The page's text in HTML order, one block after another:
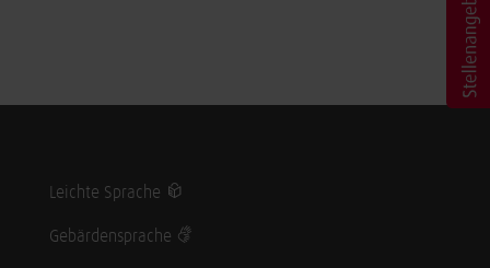
Leichte Sprache
Gebärdensprache